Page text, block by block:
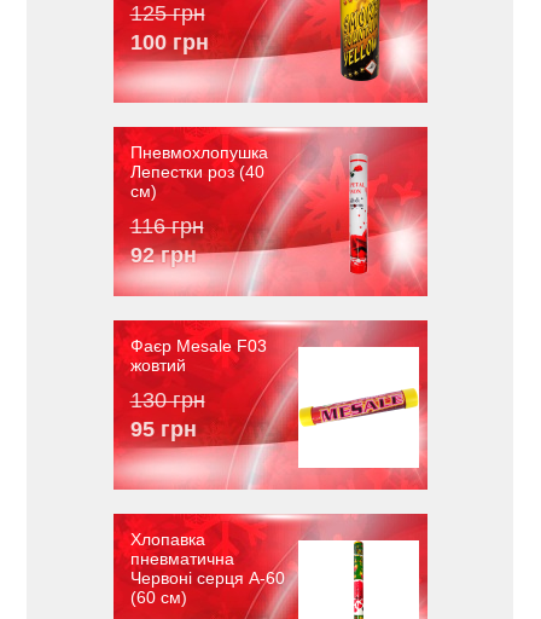
125 грн
100 грн
Пневмохлопушка
Лепестки роз (40
см)
116 грн
92 грн
Фаєр Mesale F03
жовтий
130 грн
95 грн
Хлопавка
пневматична
Червоні серця A-60
(60 см)